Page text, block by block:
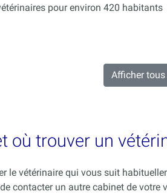
pour environ 420 habitants
Afficher
où trouver un
le vétérinaire qui vous suit
contacter un autre cabinet de votre